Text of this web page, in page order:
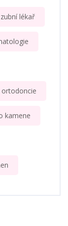
zubní lékař
ortodoncie
kamene